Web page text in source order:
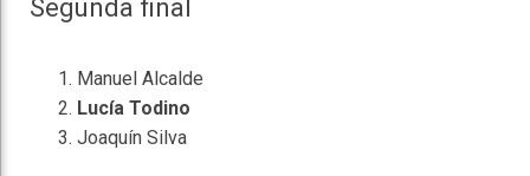
Segunda final
Manuel Alcalde
Lucía Todino
Joaquín Silva